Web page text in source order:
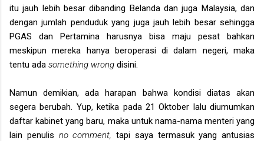
itu jauh lebih besar dibanding Belanda dan juga Malaysia, dan
dengan jumlah penduduk yang juga jauh lebih besar sehingga
PGAS dan Pertamina harusnya bisa maju pesat bahkan
meskipun mereka hanya beroperasi di dalam negeri, maka
tentu ada something wrong disini.
Namun demikian, ada harapan bahwa kondisi diatas akan
segera berubah. Yup, ketika pada 21 Oktober lalu diumumkan
daftar kabinet yang baru, maka untuk nama-nama menteri yang
lain penulis no comment, tapi saya termasuk yang antusias